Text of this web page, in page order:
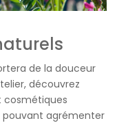
de la douceur
découvrez
cosmétiques
pouvant agrémenter